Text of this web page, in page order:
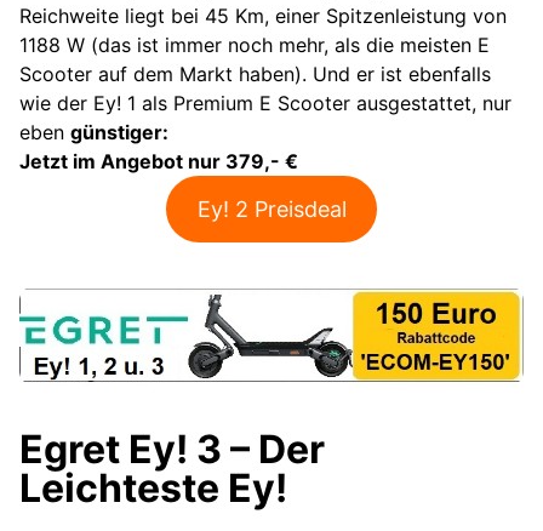
Reichweite liegt bei 45 Km, einer Spitzenleistung von
1188 W (das ist immer noch mehr, als die meisten E
Scooter auf dem Markt haben). Und er ist ebenfalls
wie der Ey! 1 als Premium E Scooter ausgestattet, nur
eben günstiger:
Jetzt im Angebot nur 379,- €
Ey! 2 Preisdeal
Egret Ey! 3 – Der
Leichteste Ey!